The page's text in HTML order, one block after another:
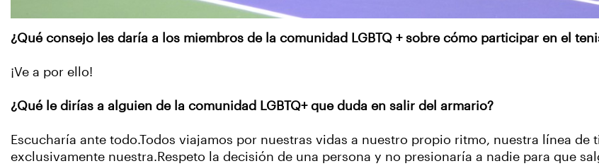
¿Qué consejo les daría a los miembros de la comunidad LGBTQ + sobre cómo participar en el
¡Ve a por ello!
¿Qué le dirías a alguien de la comunidad LGBTQ+ que duda en salir del armario?
Escucharía ante todo.Todos viajamos por nuestras vidas a nuestro propio ritmo, nuestra línea de
exclusivamente nuestra.Respeto la decisión de una persona y no presionaría a nadie para que